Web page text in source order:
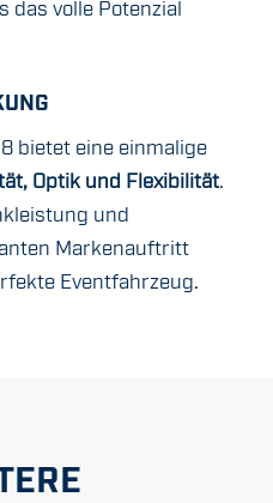
das volle Potenzial
bietet eine einmalige
Optik und Flexibilität.
und
Markenauftritt
Eventfahrzeug.